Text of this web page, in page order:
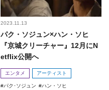
2023.11.13
パク・ソジュン×ハン・ソヒ
『京城クリーチャー』12月にN
etflix公開へ
エンタメ アーティスト
パク･ソジュン
ハン・ソヒ